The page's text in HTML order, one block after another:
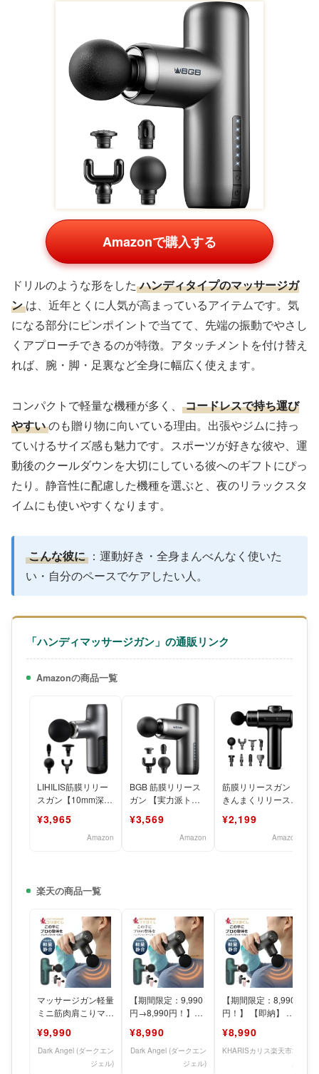
Amazonで購入する
ドリルのような形をした ハンディタイプのマッサージガ
ン は、近年とくに人気が高まっているアイテムです。気
になる部分にピンポイントで当てて、先端の振動でやさし
くアプローチできるのが特徴。アタッチメントを付け替え
れば、腕・脚・足裏など全身に幅広く使えます。
コンパクトで軽量な機種が多く、
コードレスで持ち運び
やすいのも贈り物に向いている理由。出張やジムに持っ
ていけるサイズ感も魅力です。スポーツが好きな彼や、運
動後のクールダウンを大切にしている彼へのギフトにぴっ
たり。静音性に配慮した機種を選ぶと、夜のリラックスタ
イムにも使いやすくなります。
こんな彼に ：運動好き・全身まんべんなく使いた
い・自分のペースでケアしたい人。
「ハンディマッサージガン」の通販リンク
Amazonの商品一覧
LIHILIS筋膜リリー
スガン【10mm深層
ド付き＆6段階超
¥3,965
Amazon
BGB 筋膜リリース
ガン 【実力派トレ
ィガン きんまくリ
¥3,569
Amazon
筋膜リリースガン
きんまくリリース
リリースガン 8 種
¥2,199
Amazon
楽天の商品一覧
マッサージガン軽量
ミニ筋肉肩こりマッ
機筋膜リリースガン
マッサー
¥9,990
Dark Angel (ダークエン
ジェル)
【期間限定：9,990
円→8,990円！】
ジ マッサージガン
¥8,990
Dark Angel (ダークエン
ジェル)
【期間限定：8,990
円！】 【即納】 マ
ジガン 肩こり マッ
¥8,990
KHARISカリス楽天市場